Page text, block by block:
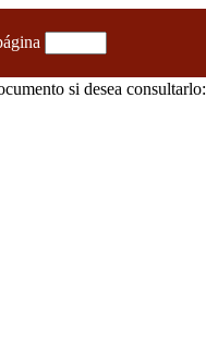
si desea consultarlo: